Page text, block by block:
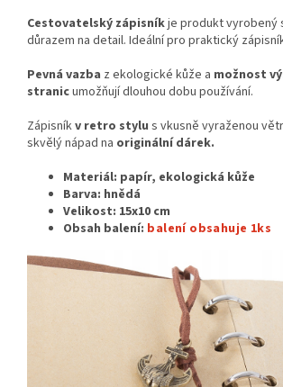
Cestovatelský zápisníkje produkt vyrobený
důrazem na detail. Ideální pro praktický
Pevná vazba z ekologické kůže a možnost
stranicumožňují dlouhou dobu používání.
Zápisníkv retro stylu s vkusně vyraženou
skvělý nápad na originální dárek.
Materiál: papír, ekologická kůže
Barva: hnědá
Velikost: 15x10 cm
Obsah balení: balení obsahuje 1ks